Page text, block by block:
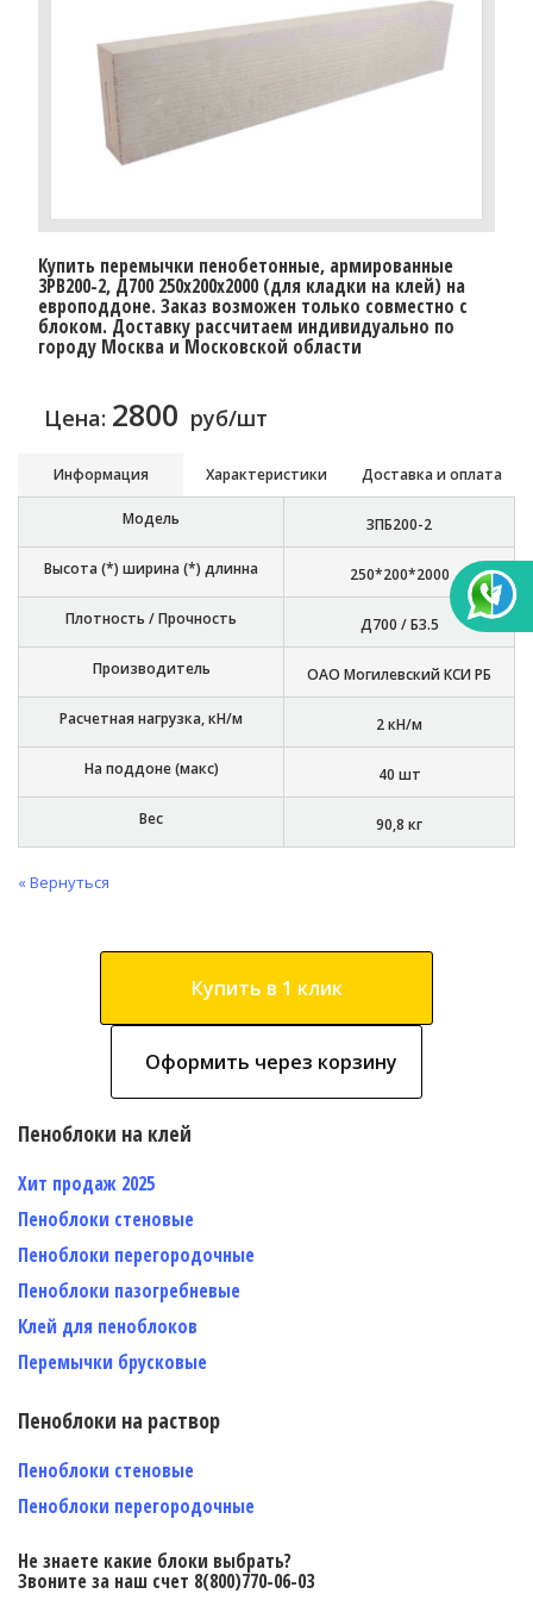
Купить перемычки пенобетонные, армированные
3PB200-2, Д700 250х200х2000 (для кладки на клей) на
европоддоне. Заказ возможен только совместно с
блоком. Доставку рассчитаем индивидуально по
городу Москва и Московской области
Цена: 2800 руб/шт
Информация Характеристики Доставка и оплата
Модель 3ПБ200-2
Высота (*) ширина (*) длинна 250*200*2000
Плотность / Прочность Д700 / Б3.5
Производитель ОАО Могилевский КСИ РБ
Расчетная нагрузка, кН/м 2 кН/м
На поддоне (макс) 40 шт
Вес 90,8 кг
« Вернуться
Купить в 1 клик
Оформить через корзину
Пеноблоки на клей
Хит продаж 2025
Пеноблоки стеновые
Пеноблоки перегородочные
Пеноблоки пазогребневые
Клей для пеноблоков
Перемычки брусковые
Пеноблоки на раствор
Пеноблоки стеновые
Пеноблоки перегородочные
Не знаете какие блоки выбрать?
Звоните за наш счет 8(800)770-06-03